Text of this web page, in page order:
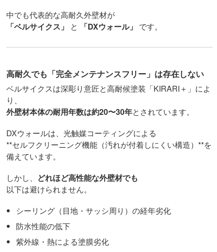
中でも代表的な高耐久外壁材が
「ベルサイクス」
と 「DXウォール」 です。
高耐久でも「完全メンテナンスフリー」は存在しない
ベルサイクスは深彫り意匠と高耐候塗装「KIRARI＋」によ
り、
外壁材本体の耐用年数は約20〜30年とされています。
DXウォールは、光触媒コーティングによる
**セルフクリーニング機能（汚れが付着しにくい構造）**を
備えています。
しかし、 どれほど高性能な外壁材でも
以下は避けられません。
シーリング（目地・サッシ周り）の経年劣化
防水性能の低下
紫外線・熱による塗膜劣化